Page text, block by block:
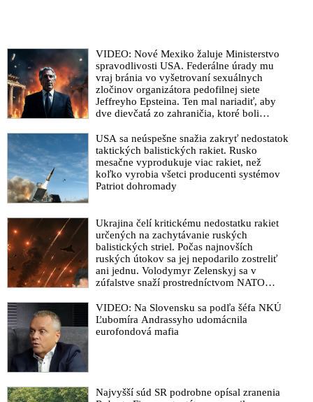
VIDEO: Nové Mexiko žaluje Ministerstvo
spravodlivosti USA. Federálne úrady mu
vraj bránia vo vyšetrovaní sexuálnych
zločinov organizátora pedofilnej siete
Jeffreyho Epsteina. Ten mal nariadiť, aby
dve dievčatá zo zahraničia, ktoré boli
pochovali v blízkosti jeho ranča v tomto
americkom štáte
USA sa neúspešne snažia zakryť nedostatok
taktických balistických rakiet. Rusko
mesačne vyprodukuje viac rakiet, než
koľko vyrobia všetci producenti systémov
Patriot dohromady
Ukrajina čelí kritickému nedostatku rakiet
určených na zachytávanie ruských
balistických striel. Počas najnovších
ruských útokov sa jej nepodarilo zostreliť
ani jednu. Volodymyr Zelenskyj sa v
zúfalstve snaží prostredníctvom NATO
VIDEO: Na Slovensku sa podľa šéfa NKÚ
Ľubomíra Andrassyho udomácnila
eurofondová mafia
Najvyšší súd SR podrobne opísal zranenia